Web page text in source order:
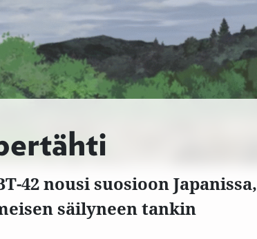
42 nousi suosioon Japanissa,
säilyneen tankin